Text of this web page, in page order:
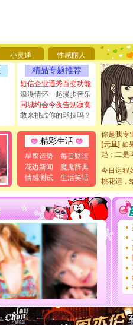
小灵通 性感丽人
精品专题推荐
短信企业通秀百变功能
浪漫情怀一起漫步音乐
同城约会今夜告别寂寞
敢来挑战你的球技吗？
精彩生活
星座运势
每日财运
花边新闻
魔鬼辞典
情感测试
生活笑话
要平安！
[圣诞节]
能正大光
天都要快
[圣诞节]
如意,快
[元旦]看
断电。爱
[元旦]如
起；二是
离。水晶
[元旦]当
泣，这痛
[春节]风
颜！冬
道一声平
[春节]
传
片叶子
送你一
[圣诞节]
你太多
要平安
[圣诞节]
能正大
天都要快
[圣诞节]
今日运程
桃花运，